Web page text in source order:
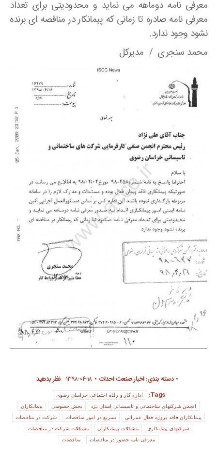
معرفی نامه دوماهه می نماید و محدودیتی برای تعداد
معرفی نامه صادره تا زمانی که پیمانکار در مناقصه ای برنده
نشود وجود ندارد.
محمد سنجری / مدیرکل
دسته بندی:اخبار صنعت احداث ۱۳۹۸-۰۴-۱۸ نظر بدهید
Tags:
اداره کار و رفاه اجتماعی خراسان رضوی
انجمن شرکتهای ساختمانی و تاسیساتی استان یزد بخش خصوصی پیمانکاران
پیمانکاران فاقد پروژه فعال عمرانی تسریع در امور مناقصات شرکت در مناقصات
شرکتهای پیمانکاری مشکلات پیمانکاران مشکلات شرکت در مناقصات
معرفی نامه حضور در مناقصات مناقصات